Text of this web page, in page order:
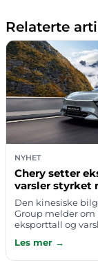
Relaterte
NYHET
Chery setter
varsler styrket
Den kinesiske
Group melder om
eksporttall og
av
6. august …
Les mer →